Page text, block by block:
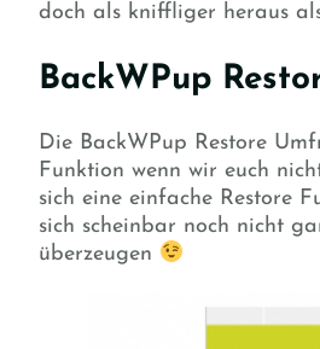
doch als kniffliger heraus
BackWPup
Die BackWPup Restore
Funktion wenn wir euch
sich eine einfache Restore
sich scheinbar noch nicht
überzeugen